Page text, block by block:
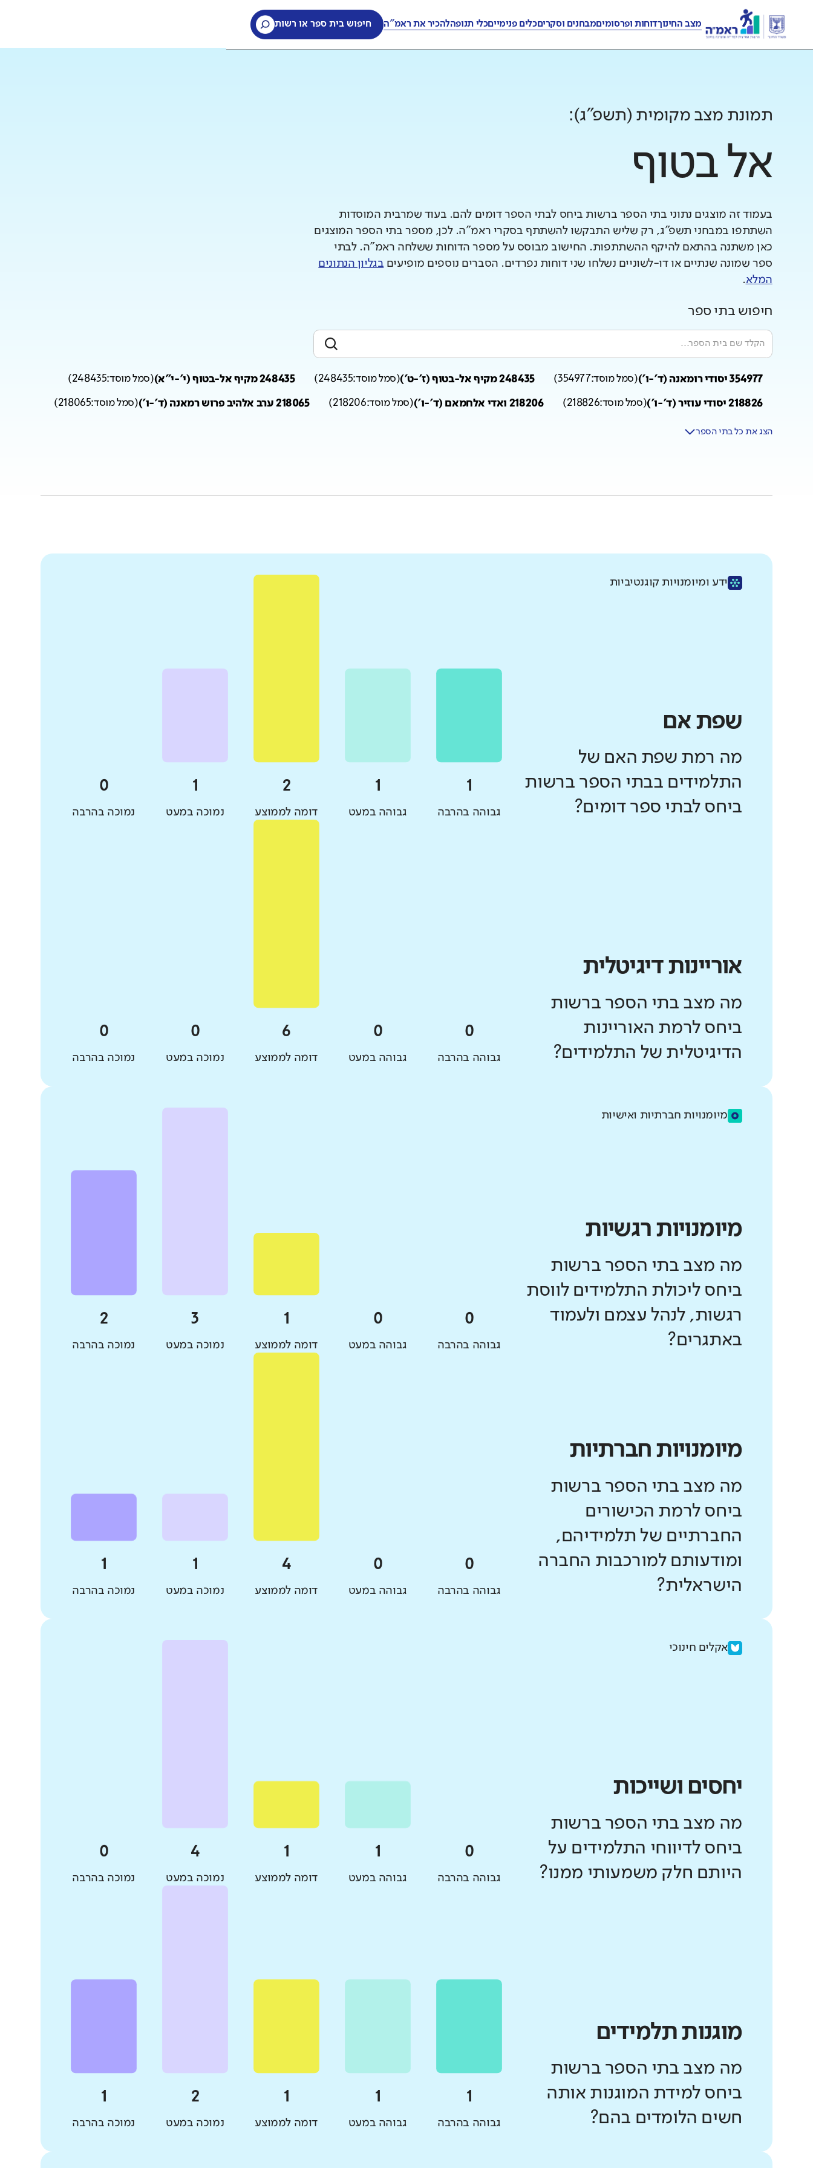
מצב החינוךדוחות ופרסומיםמבחנים וסקריםכלים פנימייםכלי תנופהלהכיר את ראמ"ה חיפוש בית ספר או רשות
תמונת מצב מקומית (תשפ"ג):
אל בטוף
בעמוד זה מוצגים נתוני בתי הספר ברשות ביחס לבתי הספר דומים להם. בעוד שמרבית המוסדות
השתתפו במבחני תשפ"ג, רק שליש התבקשו להשתתף בסקרי ראמ"ה. לכן, מספר בתי הספר המוצגים
כאן משתנה בהתאם להיקף ההשתתפות. החישוב מבוסס על מספר הדוחות ששלחה ראמ"ה. לבתי
ספר שמונה שנתיים או דו-לשוניים נשלחו שני דוחות נפרדים. הסברים נוספים מופיעים בגליון הנתונים
המלא.
חיפוש בתי ספר
354977 יסודי רומאנה (ד'-ו') (סמל מוסד:354977
) 248435 מקיף אל-בטוף (ז'-ט') (סמל מוסד:248435
) 248435 מקיף אל-בטוף (י'-י"א) (סמל מוסד:248435
)
218826 יסודי עוזיר (ד'-ו') (סמל מוסד:218826
) 218206 ואדי אלחמאם (ד'-ו') (סמל מוסד:218206
) 218065 ערב אלהיב פרוש רמאנה (ד'-ו') (סמל מוסד:218065
)
הצג את כל בתי הספר
ידע ומיומנויות קוגנטיביות
שפת אם
מה רמת שפת האם של
התלמידים בבתי הספר ברשות
ביחס לבתי ספר דומים?
גבוהה בהרבה גבוהה במעט דומה לממוצע נמוכה במעט נמוכה בהרבה
אוריינות דיגיטלית
מה מצב בתי הספר ברשות
ביחס לרמת האוריינות
הדיגיטלית של התלמידים?
גבוהה בהרבה גבוהה במעט דומה לממוצע נמוכה במעט נמוכה בהרבה
מיומנויות חברתיות ואישיות
מיומנויות רגשיות
מה מצב בתי הספר ברשות
ביחס ליכולת התלמידים לווסת
רגשות, לנהל עצמם ולעמוד
באתגרים?
גבוהה בהרבה גבוהה במעט דומה לממוצע נמוכה במעט נמוכה בהרבה
מיומנויות חברתיות
מה מצב בתי הספר ברשות
ביחס לרמת הכישורים
החברתיים של תלמידיהם,
ומודעותם למורכבות החברה
הישראלית?
גבוהה בהרבה גבוהה במעט דומה לממוצע נמוכה במעט נמוכה בהרבה
אקלים חינוכי
יחסים ושייכות
מה מצב בתי הספר ברשות
ביחס לדיווחי התלמידים על
היותם חלק משמעותי ממנו?
גבוהה בהרבה גבוהה במעט דומה לממוצע נמוכה במעט נמוכה בהרבה
מוגנות תלמידים
מה מצב בתי הספר ברשות
ביחס למידת המוגנות אותה
חשים הלומדים בהם?
גבוהה בהרבה גבוהה במעט דומה לממוצע נמוכה במעט נמוכה בהרבה